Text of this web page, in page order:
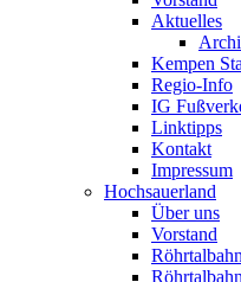
Aktuelles
Kempen
Regio-Info
IG
Linktipps
Kontakt
Impressum
Hochsauerland
Über uns
Vorstand
Röhrtalbahn